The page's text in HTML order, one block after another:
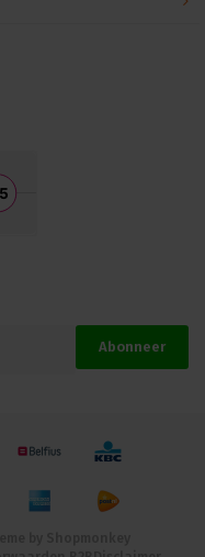
Abonneer